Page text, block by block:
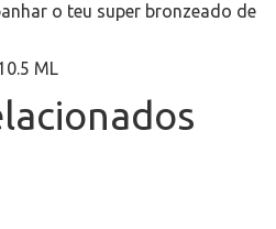
o teu super bronzeado de
ML